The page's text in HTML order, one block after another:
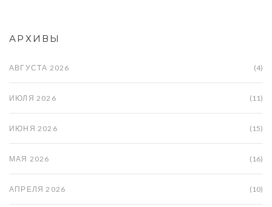
АРХИВЫ
АВГУСТА 2026 (4)
ИЮЛЯ 2026 (11)
ИЮНЯ 2026 (15)
МАЯ 2026 (16)
АПРЕЛЯ 2026 (10)